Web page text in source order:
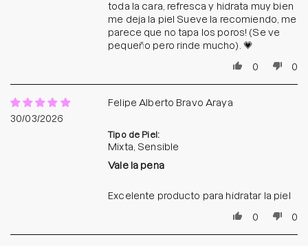
toda la cara, refresca y hidrata muy bien
me deja la piel Sueve la recomiendo, me
parece que no tapa los poros! (Se ve
pequeño pero rinde mucho). 💗
0
0
30/03/2026
Felipe Alberto Bravo Araya
Tipo de Piel:
Mixta, Sensible
Vale la pena
Excelente producto para hidratar la piel
0
0